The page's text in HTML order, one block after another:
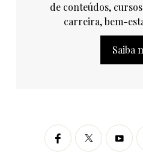
de conteúdos,
carreira, bem-
Saiba